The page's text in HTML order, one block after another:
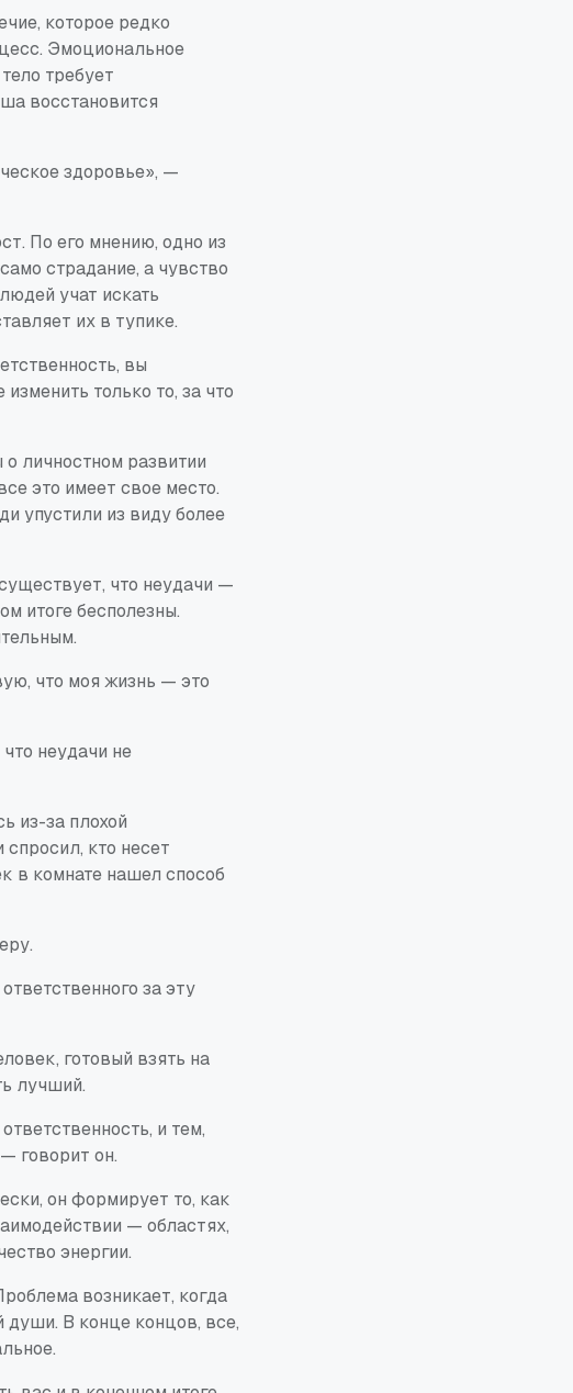
которое редко
Эмоциональное
требует
восстановится
здоровье», —
По его мнению, одно из
страдание, а чувство
учат искать
их в тупике.
вы
только то, за что
личностном развитии
это имеет свое место.
упустили из виду более
что неудачи —
итоге бесполезны.
что моя жизнь — это
неудачи не
из-за плохой
кто несет
в комнате нашел способ
за эту
готовый взять на
лучший.
и тем,
говорит он.
он формирует то, как
— областях,
энергии.
возникает, когда
души. В конце концов, все,